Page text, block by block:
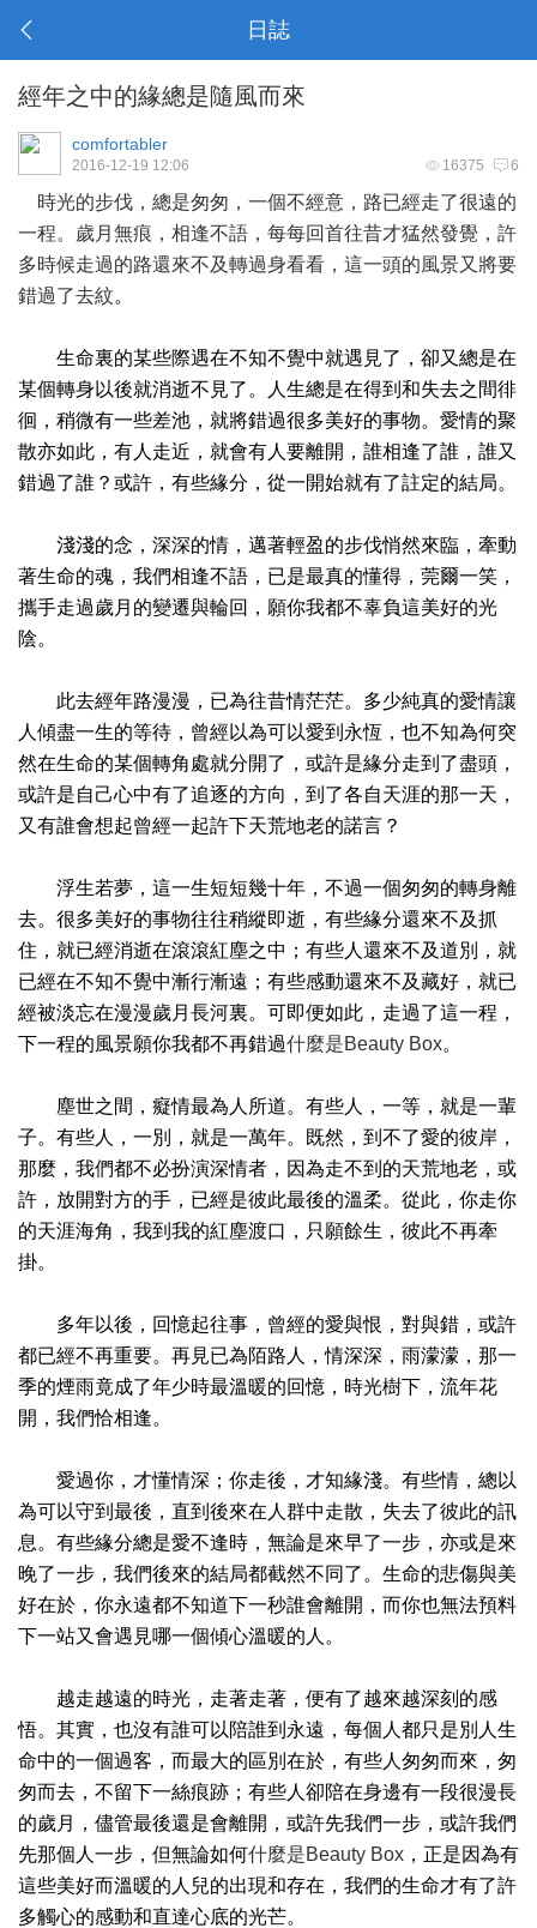
日誌
經年之中的緣總是隨風而來
comfortabler
16375 6
2016-12-19 12:06
時光的步伐，總是匆匆，一個不經意，路已經走了很遠的
一程。歲月無痕，相逢不語，每每回首往昔才猛然發覺，許
多時候走過的路還來不及轉過身看看，這一頭的風景又將要
錯過了去紋。
生命裏的某些際遇在不知不覺中就遇見了，卻又總是在
某個轉身以後就消逝不見了。人生總是在得到和失去之間徘
徊，稍微有一些差池，就將錯過很多美好的事物。愛情的聚
散亦如此，有人走近，就會有人要離開，誰相逢了誰，誰又
錯過了誰？或許，有些緣分，從一開始就有了註定的結局。
淺淺的念，深深的情，邁著輕盈的步伐悄然來臨，牽動
著生命的魂，我們相逢不語，已是最真的懂得，莞爾一笑，
攜手走過歲月的變遷與輪回，願你我都不辜負這美好的光
陰。
此去經年路漫漫，已為往昔情茫茫。多少純真的愛情讓
人傾盡一生的等待，曾經以為可以愛到永恆，也不知為何突
然在生命的某個轉角處就分開了，或許是緣分走到了盡頭，
或許是自己心中有了追逐的方向，到了各自天涯的那一天，
又有誰會想起曾經一起許下天荒地老的諾言？
浮生若夢，這一生短短幾十年，不過一個匆匆的轉身離
去。很多美好的事物往往稍縱即逝，有些緣分還來不及抓
住，就已經消逝在滾滾紅塵之中；有些人還來不及道別，就
已經在不知不覺中漸行漸遠；有些感動還來不及藏好，就已
經被淡忘在漫漫歲月長河裏。可即便如此，走過了這一程，
下一程的風景願你我都不再錯過什麼是Beauty Box。
塵世之間，癡情最為人所道。有些人，一等，就是一輩
子。有些人，一別，就是一萬年。既然，到不了愛的彼岸，
那麼，我們都不必扮演深情者，因為走不到的天荒地老，或
許，放開對方的手，已經是彼此最後的溫柔。從此，你走你
的天涯海角，我到我的紅塵渡口，只願餘生，彼此不再牽
掛。
多年以後，回憶起往事，曾經的愛與恨，對與錯，或許
都已經不再重要。再見已為陌路人，情深深，雨濛濛，那一
季的煙雨竟成了年少時最溫暖的回憶，時光樹下，流年花
開，我們恰相逢。
愛過你，才懂情深；你走後，才知緣淺。有些情，總以
為可以守到最後，直到後來在人群中走散，失去了彼此的訊
息。有些緣分總是愛不逢時，無論是來早了一步，亦或是來
晚了一步，我們後來的結局都截然不同了。生命的悲傷與美
好在於，你永遠都不知道下一秒誰會離開，而你也無法預料
下一站又會遇見哪一個傾心溫暖的人。
越走越遠的時光，走著走著，便有了越來越深刻的感
悟。其實，也沒有誰可以陪誰到永遠，每個人都只是別人生
命中的一個過客，而最大的區別在於，有些人匆匆而來，匆
匆而去，不留下一絲痕跡；有些人卻陪在身邊有一段很漫長
的歲月，儘管最後還是會離開，或許先我們一步，或許我們
先那個人一步，但無論如何什麼是Beauty Box ，正是因為有
這些美好而溫暖的人兒的出現和存在，我們的生命才有了許
多觸心的感動和直達心底的光芒。